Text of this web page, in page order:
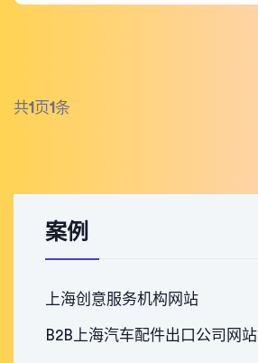
共1 页1条
案例
上海创意服务机构网站
B2B上海汽车配件出口公司网站